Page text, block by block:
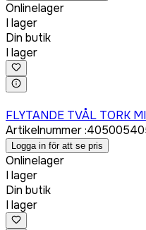
Onlinelager
I lager
Din butik
I lager
FLYTANDE TVÅL TORK
Artikelnummer:405005
Logga in för att se pris
Onlinelager
I lager
Din butik
I lager